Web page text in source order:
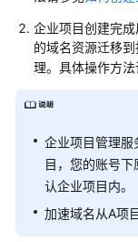
费
说
明
快
速
户
企业项目创建完
的域名资源迁移
理。具体操作方法
企业项目管理服
目，您的账号
认企业项目内。
加速域名从A项